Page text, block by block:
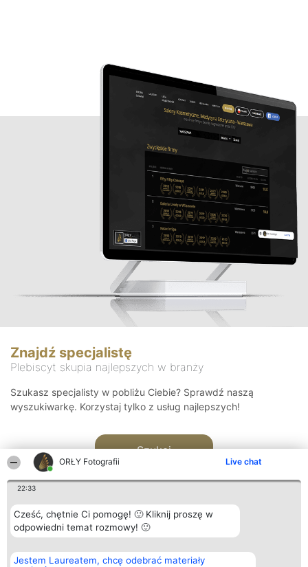
ORŁY Fotografii Live chat
22:33
Cześć, chętnie Ci pomogę! 🙂 Kliknij proszę w
odpowiedni temat rozmowy! 🙂
Jestem Laureatem, chcę odebrać materiały
Znajdź specjalistę
Plebiscyt skupia najlepszych w branży
Szukasz specjalisty w pobliżu Ciebie? Sprawdź naszą
wyszukiwarkę. Korzystaj tylko z usług najlepszych!
Szukaj
Organizator plebiscytu
Bright Side Solutions sp. z o.
Plebiscyt
Laureaci
Kontakt
Kontakt